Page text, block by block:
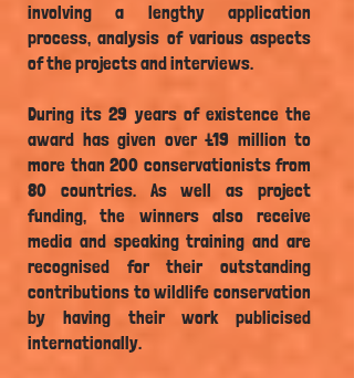
involving a lengthy application
process, analysis of various aspects
of the projects and interviews.
During its 29 years of existence the
award has given over £19 million to
more than 200 conservationists from
80 countries. As well as project
funding, the winners also receive
media and speaking training and are
recognised for their outstanding
contributions to wildlife conservation
by having their work publicised
internationally.